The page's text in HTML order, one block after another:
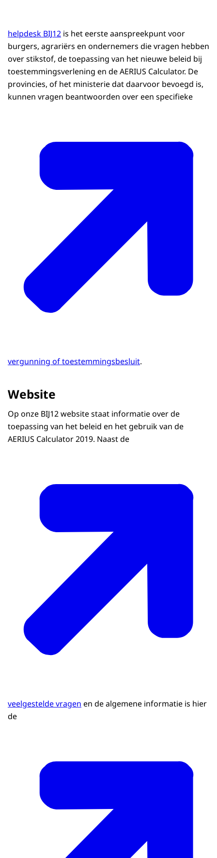
helpdesk BIJ12 is het eerste aanspreekpunt voor
burgers, agrariërs en ondernemers die vragen hebben
over stikstof, de toepassing van het nieuwe beleid bij
toestemmingsverlening en de AERIUS Calculator. De
provincies, of het ministerie dat daarvoor bevoegd is,
kunnen vragen beantwoorden over een specifieke
vergunning of toestemmingsbesluit.
Website
Op onze BIJ12 website staat informatie over de
toepassing van het beleid en het gebruik van de
AERIUS Calculator 2019. Naast de
veelgestelde vragen en de algemene informatie is hier
de